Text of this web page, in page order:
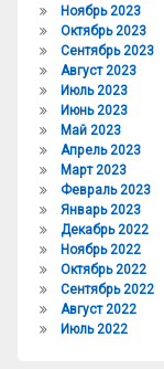
Ноябрь 2023
Октябрь 2023
Сентябрь 2023
Август 2023
Июль 2023
Июнь 2023
Май 2023
Апрель 2023
Март 2023
Февраль 2023
Январь 2023
Декабрь 2022
Ноябрь 2022
Октябрь 2022
Сентябрь 2022
Август 2022
Июль 2022